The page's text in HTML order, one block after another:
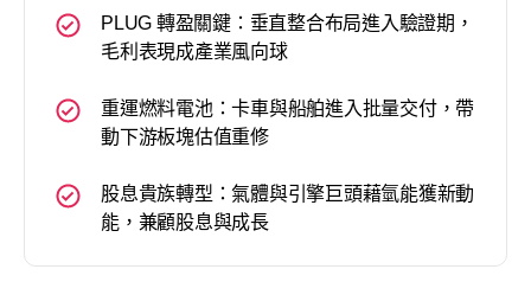
PLUG 轉盈關鍵：垂直整合布局進入驗證期，
毛利表現成產業風向球
重運燃料電池：卡車與船舶進入批量交付，帶
動下游板塊估值重修
股息貴族轉型：氣體與引擎巨頭藉氫能獲新動
能，兼顧股息與成長